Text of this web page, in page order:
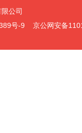
公司
号-9 京公网安备